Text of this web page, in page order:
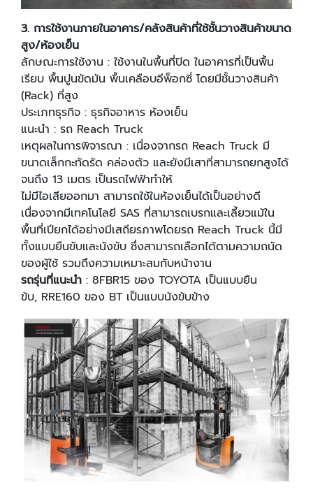
3. การใช้งานภายในอาคาร/คลังสินค้าที่ใช้ชั้นวางสินค้าขนาด
สูง/ห้องเย็น
ลักษณะการใช้งาน : ใช้งานในพื้นที่ปิด ในอาคารที่เป็นพื้น
เรียบ พื้นปูนขัดมัน พื้นเคลือบอีพ็อกซี่ โดยมีชั้นวางสินค้า
(Rack) ที่สูง
ประเภทธุรกิจ : ธุรกิจอาหาร ห้องเย็น
แนะนํา : รถ Reach Truck
เหตุผลในการพิจารณา : เนื่องจากรถ Reach Truck มี
ขนาดเล็กกะทัดรัด คล่องตัว และยังมีเสาที่สามารถยกสูงได้
จนถึง 13 เมตร เป็นรถไฟฟ้าทําให้
ไม่มีไอเสียออกมา สามารถใช้ในห้องเย็นได้เป็นอย่างดี
เนื่องจากมีเทคโนโลยี SAS ที่สามารถเบรกและเลี้ยวแม้ใน
พื้นที่เปียกได้อย่างมีเสถียรภาพโดยรถ Reach Truck นี้มี
ทั้งแบบยืนขับและนังขับ ซึ่งสามารถเลือกได้ตามความถนัด
ของผู้ใช้ รวมถึงความเหมาะสมกับหน้างาน
รถรุ่นที่แนะนํา : 8FBR15 ของ TOYOTA เป็นแบบยืน
ขับ, RRE160 ของ BT เป็นแบบนังขับข้าง